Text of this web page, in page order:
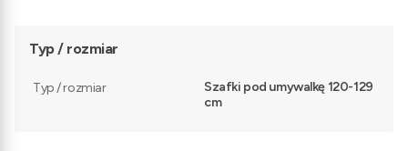
Typ / rozmiar
Typ / rozmiar
Szafki pod umywalkę 120-129
cm